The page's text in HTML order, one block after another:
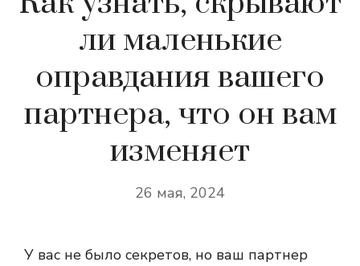
ли маленькие
оправдания вашего
партнера, что он вам
изменяет
26 мая, 2024
У вас не было секретов, но ваш партнер